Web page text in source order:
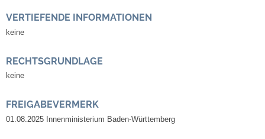
Förderprogramm Balkonkraftwerk
VERTIEFENDE INFORMATIONEN
keine
RECHTSGRUNDLAGE
keine
FREIGABEVERMERK
01.08.2025 Innenministerium Baden-Württemberg